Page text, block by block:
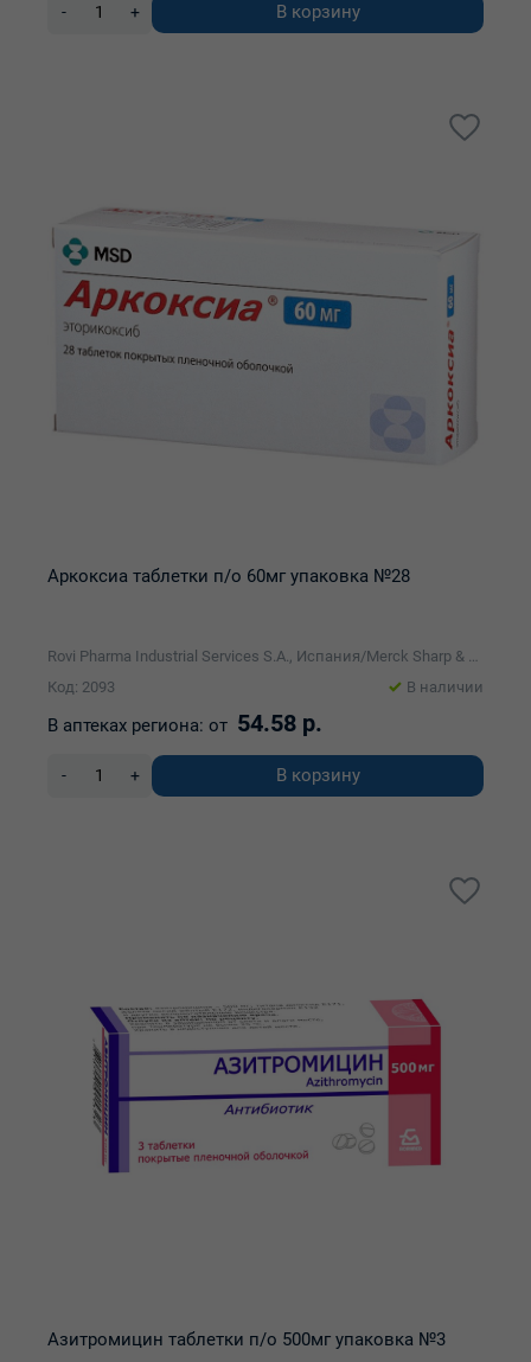
- + В корзину
Аркоксиа таблетки п/о 60мг упаковка №28
Код: 2093
В наличии
В аптеках региона: от 54.58 р.
- + В корзину
Азитромицин таблетки п/о 500мг упаковка №3